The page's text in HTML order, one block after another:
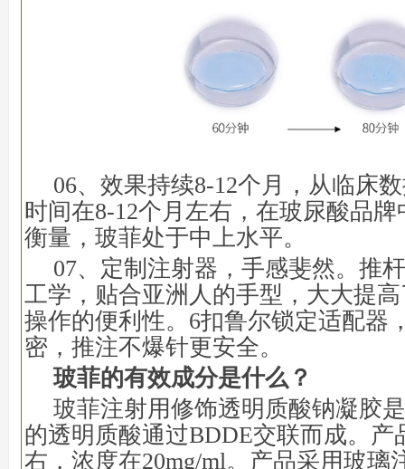
06、效果持续8-12个月，从临床
时间在8-12个月左右，在玻尿酸品
衡量，玻菲处于中上水平。
07、定制注射器，手感斐然。推
工学，贴合亚洲人的手型，大大提
操作的便利性。6扣鲁尔锁定适配器
密，推注不爆针更安全。
玻菲的有效成分是什么？
玻菲注射用修饰透明质酸钠凝胶
的透明质酸通过BDDE交联而成。产
右，浓度在20mg/ml。产品采用玻璃